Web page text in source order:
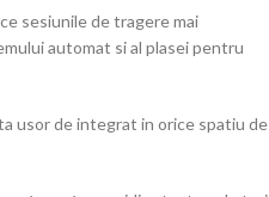
sesiunile de tragere mai
automat si al plasei pentru
usor de integrat in orice spatiu de